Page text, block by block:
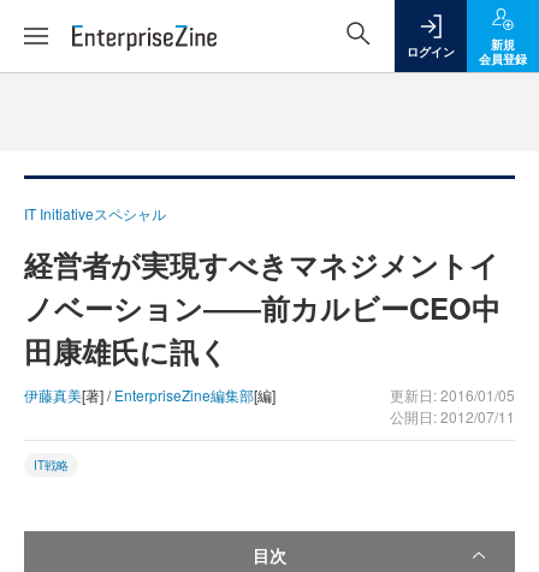
ログイン
新規
会員登録
IT Initiativeスペシャル
経営者が実現すべきマネジメントイ
ノベーション――前カルビーCEO中
田康雄氏に訊く
伊藤真美[著] /EnterpriseZine編集部[編]
更新日: 2016/01/05
公開日: 2012/07/11
IT戦略
目次